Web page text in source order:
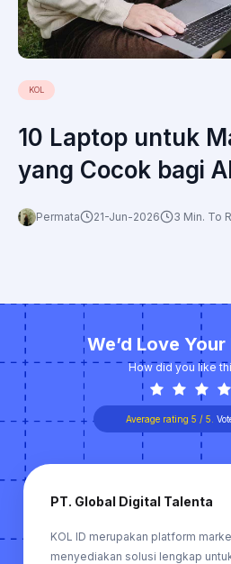
KOL
10 Laptop untuk
yang Cocok bagi
Kuliah dan Belajar
Permata 21-Jun-2026 3 Min. To
We’d Love
How did you like
Average rating 5 / 5.
PT. Global Digital Talenta
KOL ID merupakan platform
menyediakan solusi lengkap